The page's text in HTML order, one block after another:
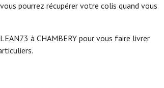
pourrez récupérer votre colis quand vous
à CHAMBERY pour vous faire livrer